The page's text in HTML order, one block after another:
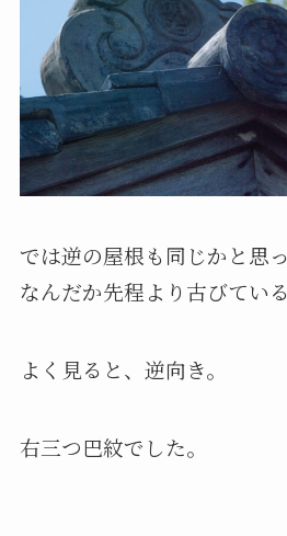
では逆の屋根も同じかと思
なんだか先程より古びてい
よく見ると、逆向き。
右三つ巴紋でした。